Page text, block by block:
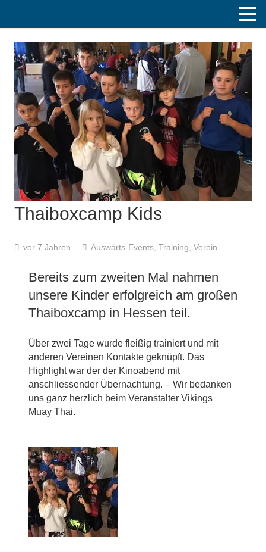
Thaiboxcamp Kids
vor 7 Jahren Auswärts-Events, Training Verein
Bereits zum zweiten Mal nahmen
unsere Kinder erfolgreich am großen
Thaiboxcamp in Hessen teil.
Über zwei Tage wurde fleißig trainiert und mit
anderen Vereinen Kontakte geknüpft. Das
Highlight war der der Kinoabend mit
anschliessender Übernachtung. – Wir bedanken
uns ganz herzlich beim Veranstalter Vikings
Muay Thai.